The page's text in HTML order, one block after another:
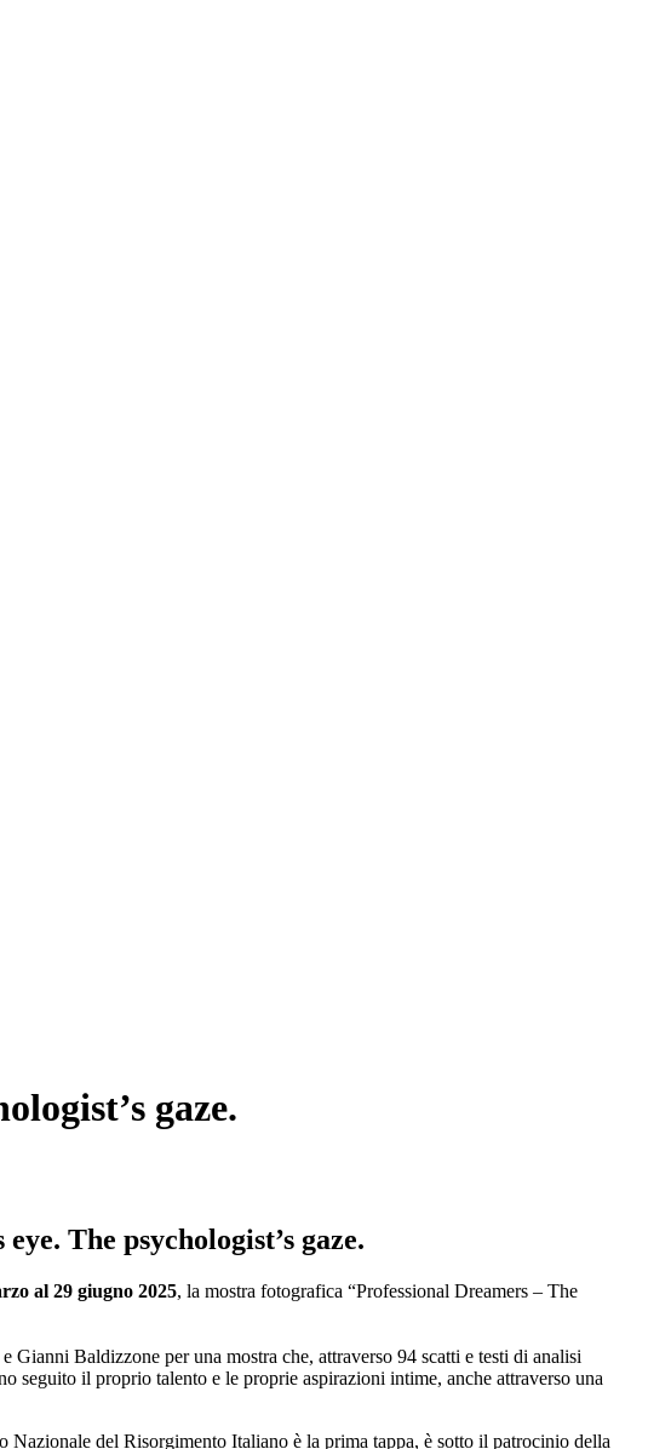
gaze.
The psychologist’s gaze.
al 29 giugno 2025, la mostra fotografica “Professional Dreamers – The
Baldizzone per una mostra che, attraverso 94 scatti e testi di analisi
seguito il proprio talento e le proprie aspirazioni intime, anche attraverso una
Nazionale del Risorgimento Italiano è la prima tappa, è sotto il patrocinio della